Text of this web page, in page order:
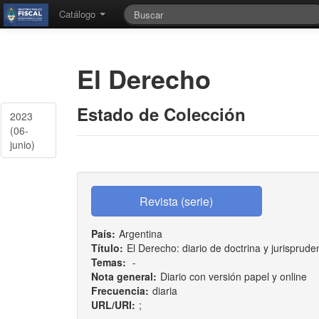
Catálogo
2023
(06-
junio)
El Derecho
Estado de Colección
País: Argentina
Título: El Derecho: diario de doctrina y
Temas: -
Nota general: Diario con versión papel y online
Frecuencia: diaria
URL/URI: ;